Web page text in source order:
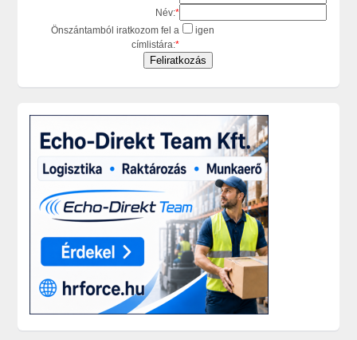
Név:*
Önszántamból iratkozom fel a
címlistára:*
igen